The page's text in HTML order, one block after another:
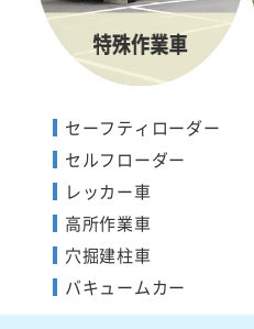
セーフティローダー
セルフローダー
レッカー車
高所作業車
穴掘建柱車
バキュームカー